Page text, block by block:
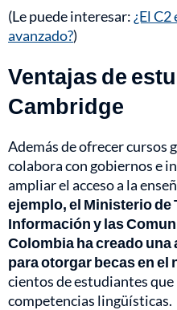
(Le puede interesar: ¿El
avanzado?)
Ventajas de
Cambridge
Además de ofrecer cursos
colabora con gobiernos e
ampliar el acceso a la
ejemplo, el Ministerio de
Información y las
Colombia ha creado
para otorgar becas en el
cientos de estudiantes
competencias lingüísticas.